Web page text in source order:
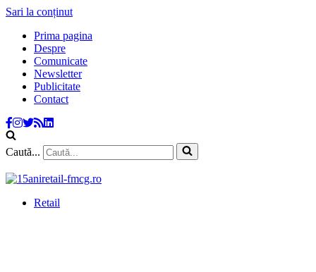
Sari la conținut
Prima pagina
Despre
Comunicate
Newsletter
Publicitate
Contact
Caută...
Retail